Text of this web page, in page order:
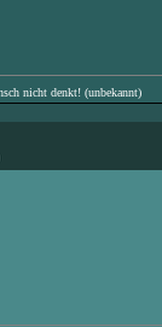
nicht denkt! (unbekannt)